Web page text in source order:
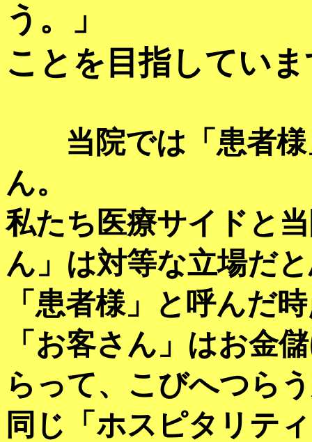
う。」
ことを目指してい
当院では「患者様
ん。
私たち医療サイドと
ん」は対等な立場だ
「患者様」と呼んだ
「お客さん」はお金
らって、こびへつら
同じ「ホスピタリテ